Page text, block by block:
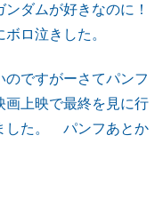
ダムが好きなのに！
ロ泣きした。
ですがーさてパンフ
上映で最終を見に行
した。 パンフあとか